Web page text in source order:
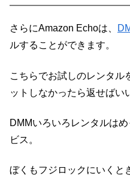
さらにAmazon Echoは、
ルすることができます。
こちらでお試しのレンタル
ットしなかったら返せばい
DMMいろいろレンタルは
ビス。
ぼくもフジロックにいくと